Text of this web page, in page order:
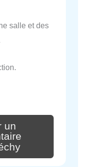
salle et des
un